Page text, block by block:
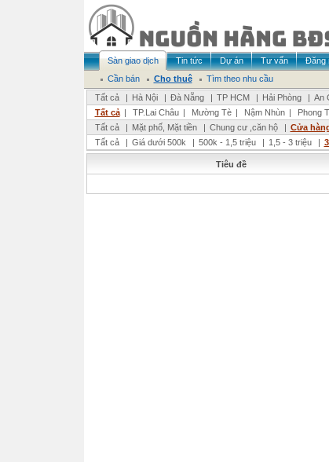
Sàn giao dịch Tin tức Dự án Tư vấn Đăng
Cần bán
Cho thuê
Tìm theo nhu cầu
Tất cả
| Hà Nội | Đà Nẵng | TP HCM | Hải Phòng | An
Tất cả | TP.Lai Châu | Mường Tè | Nậm Nhùn | Phong
Tất cả
| Mặt phố, Mặt tiền | Chung cư ,căn hộ | Cửa
Tất cả
| Giá dưới 500k | 500k - 1,5 triệu | 1,5 - 3 triệu |
Tiêu đề